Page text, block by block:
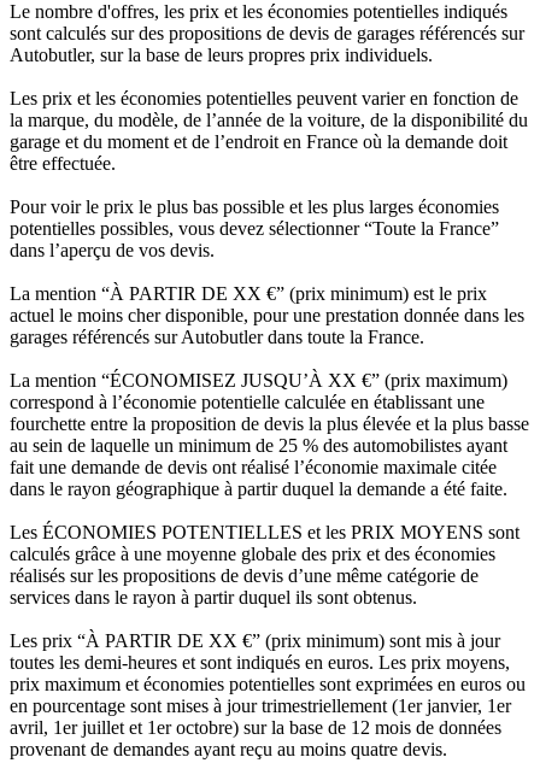
Le nombre d'offres, les prix et les économies potentielles indiqués
sont calculés sur des propositions de devis de garages référencés sur
Autobutler, sur la base de leurs propres prix individuels.
Les prix et les économies potentielles peuvent varier en fonction de
la marque, du modèle, de l’année de la voiture, de la disponibilité du
garage et du moment et de l’endroit en France où la demande doit
être effectuée.
Pour voir le prix le plus bas possible et les plus larges économies
potentielles possibles, vous devez sélectionner “Toute la France”
dans l’aperçu de vos devis.
La mention “À PARTIR DE XX €” (prix minimum) est le prix
actuel le moins cher disponible, pour une prestation donnée dans les
garages référencés sur Autobutler dans toute la France.
La mention “ÉCONOMISEZ JUSQU’À XX €” (prix maximum)
correspond à l’économie potentielle calculée en établissant une
fourchette entre la proposition de devis la plus élevée et la plus basse
au sein de laquelle un minimum de 25 % des automobilistes ayant
fait une demande de devis ont réalisé l’économie maximale citée
dans le rayon géographique à partir duquel la demande a été faite.
Les ÉCONOMIES POTENTIELLES et les PRIX MOYENS sont
calculés grâce à une moyenne globale des prix et des économies
réalisés sur les propositions de devis d’une même catégorie de
services dans le rayon à partir duquel ils sont obtenus.
Les prix “À PARTIR DE XX €” (prix minimum) sont mis à jour
toutes les demi-heures et sont indiqués en euros. Les prix moyens,
prix maximum et économies potentielles sont exprimées en euros ou
en pourcentage sont mises à jour trimestriellement (1er janvier, 1er
avril, 1er juillet et 1er octobre) sur la base de 12 mois de données
provenant de demandes ayant reçu au moins quatre devis.